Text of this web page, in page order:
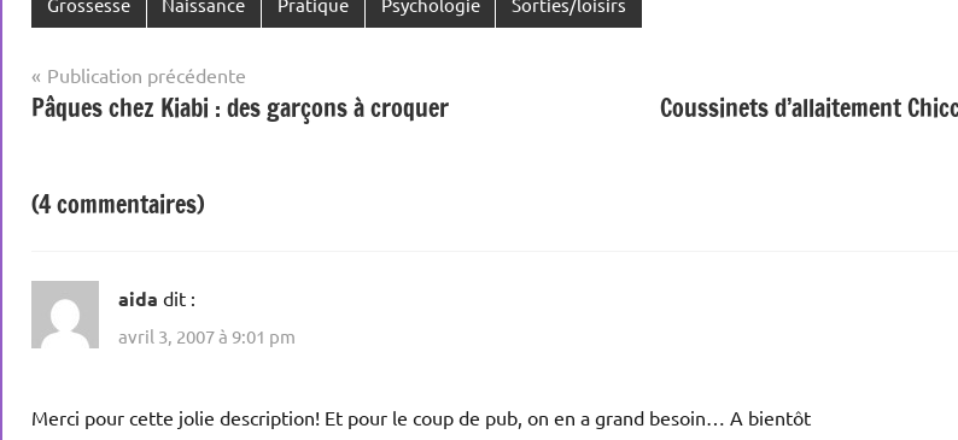
Navigation
de
Publication précédente
Pâques chez Kiabi : des garçons à croquer
Coussinets d’allaitement
(4 commentaires)
aida dit :
avril 3, 2007 à 9:01 pm
Merci pour cette jolie description! Et pour le coup de pub, on en a grand besoin… A bientôt